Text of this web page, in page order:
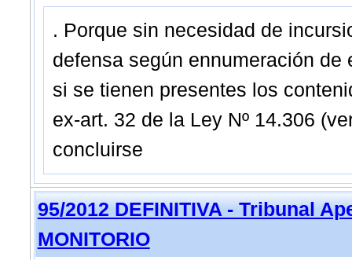
. Porque sin necesidad de
defensa según ennumeración
si se tienen presentes los
ex-art. 32 de la Ley Nº 14.306
concluirse
95/2012 DEFINITIVA - Tribunal
MONITORIO